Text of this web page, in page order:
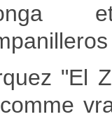
"El